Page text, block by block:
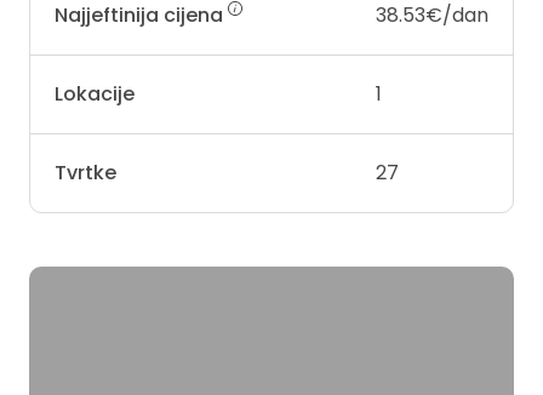
Najjeftinija cijena 38.53€/dan
Lokacije 1
Tvrtke 27